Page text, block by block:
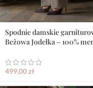
Spodnie damskie
Beżowa Jodełka – 100%
499,00zł